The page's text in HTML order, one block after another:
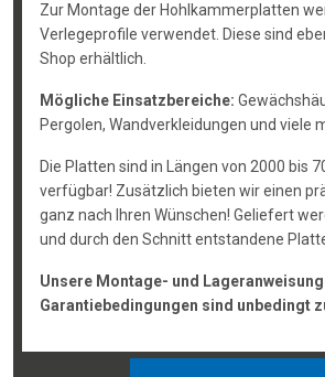
Zur Montage der Hohlkammerplatten
Verlegeprofile verwendet. Diese sind
Shop erhältlich.
Mögliche Einsatzbereiche:
Pergolen, Wandverkleidungen und viele
Die Platten sind in Längen von 2000 bis
verfügbar! Zusätzlich bieten wir einen
ganz nach Ihren Wünschen! Geliefert
und durch den Schnitt entstandene
Unsere Montage- und
Garantiebedingungen sind unbedingt